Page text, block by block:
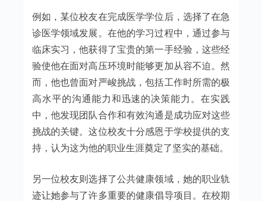
例如，某位校友在完成医学学位后，选择了在急
诊医学领域发展。在他的学习过程中，通过参与
临床实习，他获得了宝贵的第一手经验，这些经
验使他在面对高压环境时能够更加从容不迫。然
而，他也曾面对严峻挑战，包括工作时所需的极
高水平的沟通能力和迅速的决策能力。在实践
中，他发现团队合作和有效沟通是成功应对这些
挑战的关键。这位校友十分感恩于学校提供的支
持，认为这为他的职业生涯奠定了坚实的基础。
另一位校友则选择了公共健康领域，她的职业轨
迹让她参与了许多重要的健康倡导项目。在校期